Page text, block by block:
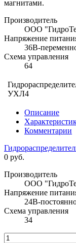
магнитами.
Производитель
ООО
Напряжение
36В-
Схема управления
64
УХЛ4
Описание
Комментарии
0 руб.
Производитель
ООО
Напряжение
24В-
Схема управления
34